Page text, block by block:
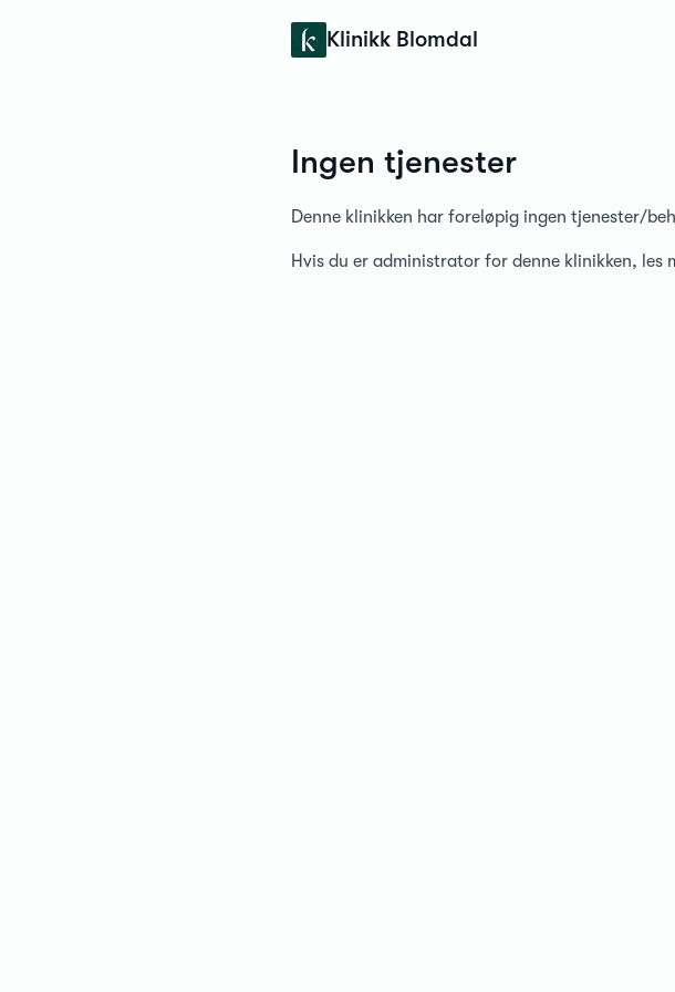
Klinikk Blomdal
Ingen tjenester
Denne klinikken har foreløpig ingen tjenester/
Hvis du er administrator for denne klinikken,